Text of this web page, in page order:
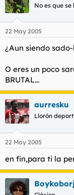
No es que
22 May 2005
¿Aun siendo
O eres un poco
BRUTAL...
aurresku
Llorón
22 May 2005
en fin,para ti la